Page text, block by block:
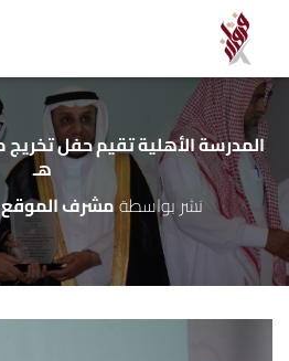
هـ
نشر بواسطةمشرف الموقع